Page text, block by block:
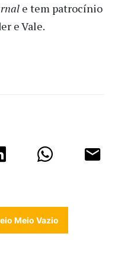
e tem patrocínio
e Vale.
Meio Vazio